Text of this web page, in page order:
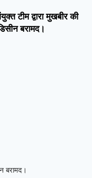
टीम द्वारा मुखबीर की
बरामद।
बरामद।